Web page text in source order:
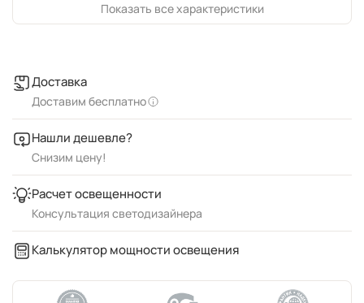
Показать все характеристики
Доставка
Доставим бесплатно
Нашли дешевле?
Снизим цену!
Расчет освещенности
Консультация светодизайнера
Калькулятор мощности освещения